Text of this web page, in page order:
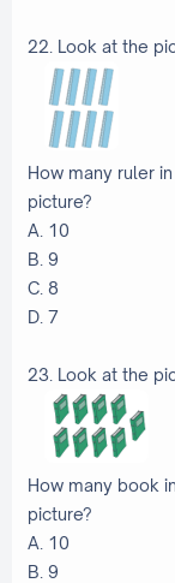
22. Look at the
How many ruler
picture?
A. 10
B. 9
C. 8
D. 7
23. Look at the
How many book
picture?
A. 10
B. 9